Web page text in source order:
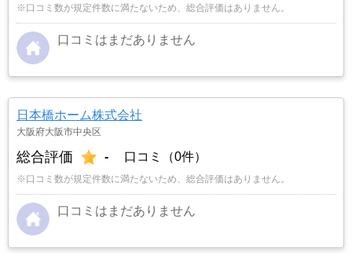
※口コミ数が規定件数に満たないため、総合評価はありません。
口コミはまだありません
日本橋ホーム株式会社
大阪府大阪市中央区
総合評価 - 口コミ（0件）
※口コミ数が規定件数に満たないため、総合評価はありません。
口コミはまだありません